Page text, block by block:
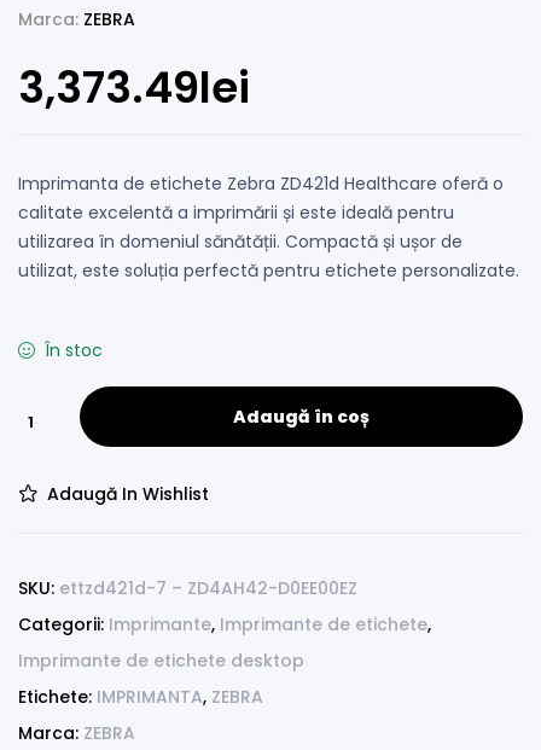
Marca: ZEBRA
3,373.49lei
Imprimanta de etichete Zebra ZD421d Healthcare oferă o
calitate excelentă a imprimării și este ideală pentru
utilizarea în domeniul sănătății. Compactă și ușor de
utilizat, este soluția perfectă pentru etichete personalizate.
În stoc
Adaugă în coș
Adaugă In Wishlist
SKU: ettzd421d-7 – ZD4AH42-D0EE00EZ
Categorii: Imprimante, Imprimante de etichete,
Imprimante de etichete desktop
Etichete: IMPRIMANTA, ZEBRA
Marca: ZEBRA